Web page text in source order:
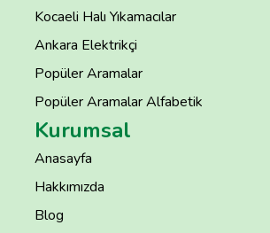
Kocaeli Halı Yıkamacılar
Ankara Elektrikçi
Popüler Aramalar
Popüler Aramalar Alfabetik
Kurumsal
Anasayfa
Hakkımızda
Blog